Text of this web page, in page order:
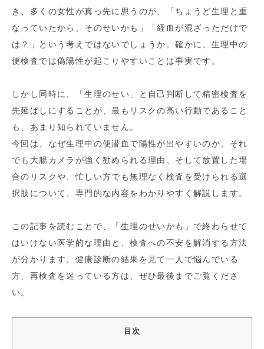
き、多くの女性が真っ先に思うのが、「ちょうど生理と重
なっていたから、そのせいかも」「経血が混ざっただけで
は？」という考えではないでしょうか。確かに、生理中の
便検査では偽陽性が起こりやすいことは事実です。
しかし同時に、「生理のせい」と自己判断して精密検査を
先延ばしにすることが、最もリスクの高い行動であること
も、あまり知られていません。
今回は、なぜ生理中の便潜血で陽性が出やすいのか、それ
でも大腸カメラが強く勧められる理由、そして放置した場
合のリスクや、忙しい方でも無理なく検査を受けられる選
択肢について、専門的な内容をわかりやすく解説します。
この記事を読むことで、「生理のせいかも」で終わらせて
はいけない医学的な理由と、検査への不安を解消する方法
が分かります。健康診断の結果を見て一人で悩んでいる
方、再検査を迷っている方は、ぜひ最後までご覧くださ
い。
目次